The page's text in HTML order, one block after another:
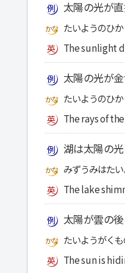
太陽の光が
たいようのひ
The sunlight
太陽の光が金
たいようのひ
The rays of
湖は太陽の
みずうみはた
The lake
太陽が雲の
たいようがく
The sun is